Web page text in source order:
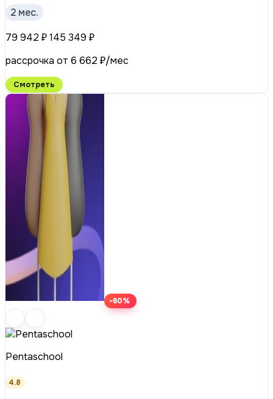
2 мес.
79 942 ₽145 349 ₽
рассрочка от 6 662 ₽/мес
Смотреть
-60%
Pentaschool
4.8